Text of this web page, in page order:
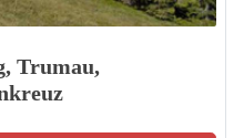
Trumau,